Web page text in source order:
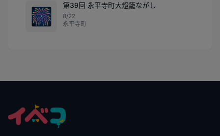
🎆
第39回 永平寺町大燈籠ながし
8/22
永平寺町